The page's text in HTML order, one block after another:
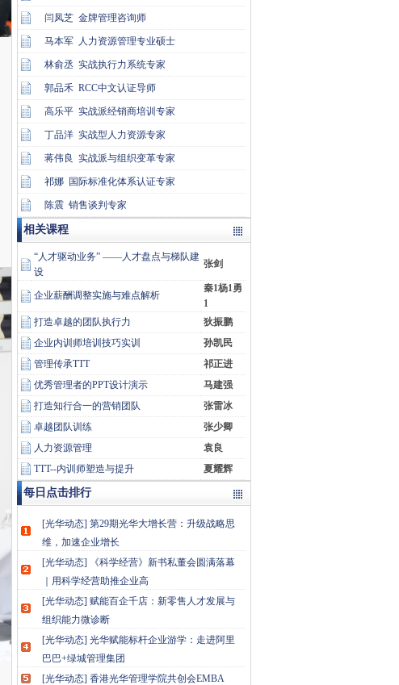
闫凤芝 金牌管理咨询师
马本军 人力资源管理专业硕士
林俞丞 实战执行力系统专家
郭品禾 RCC中文认证导师
高乐平 实战派经销商培训专家
丁品洋 实战型人力资源专家
蒋伟良 实战派与组织变革专家
祁娜 国际标准化体系认证专家
陈震 销售谈判专家
相关课程
“人才驱动业务” ——人才盘点与梯队建
设
张剑
企业薪酬调整实施与难点解析
秦1杨1勇
1
打造卓越的团队执行力
狄振鹏
企业内训师培训技巧实训
孙凯民
管理传承TTT
祁正进
优秀管理者的PPT设计演示
马建强
打造知行合一的营销团队
张雷冰
卓越团队训练
张少卿
人力资源管理
袁良
TTT--内训师塑造与提升
夏耀辉
每日点击排行
[光华动态] 第29期光华大增长营：升级战略思
维，加速企业增长
[光华动态]
《科学经营》新书私董会圆满落幕
｜用科学经营助推企业高
[光华动态] 赋能百企千店：新零售人才发展与
组织能力微诊断
[光华动态] 光华赋能标杆企业游学：走进阿里
巴巴+绿城管理集团
[光华动态] 香港光华管理学院共创会EMBA